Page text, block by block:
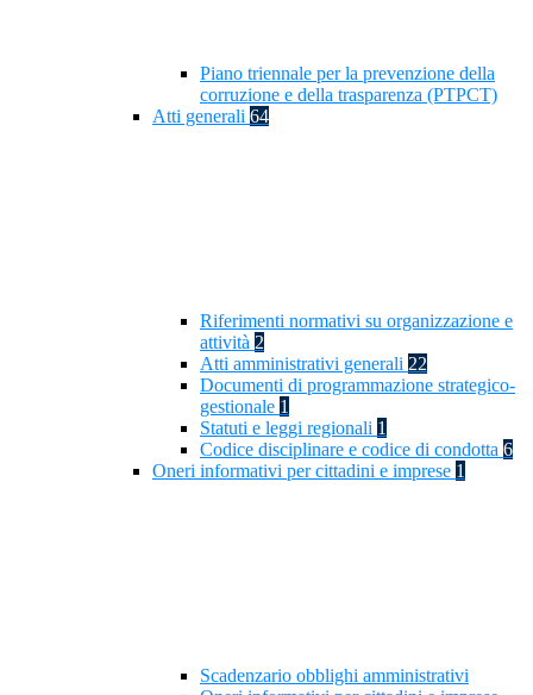
Piano triennale per la prevenzione della
corruzione e della trasparenza (PTPCT)
Atti generali 64
Riferimenti normativi su organizzazione e
attività 2
Atti amministrativi generali 22
Documenti di programmazione strategico-
gestionale 1
Statuti e leggi regionali 1
Codice disciplinare e codice di condotta 6
Oneri informativi per cittadini e imprese 1
Scadenzario obblighi amministrativi